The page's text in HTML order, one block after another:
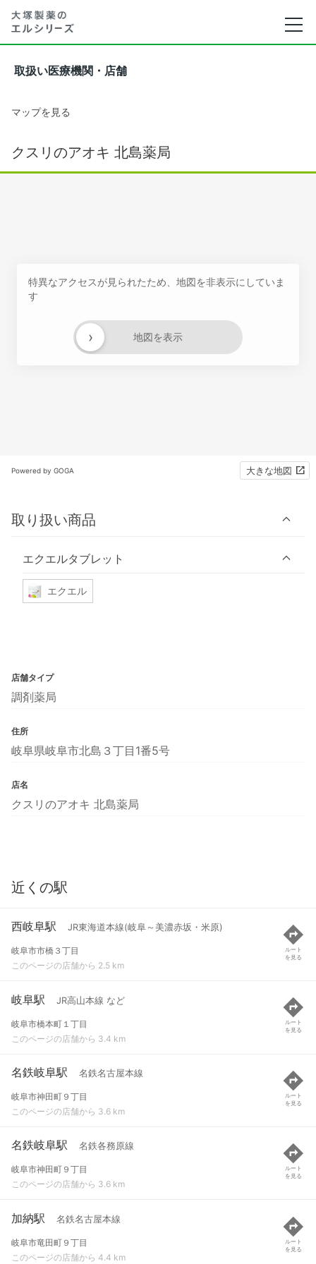
取扱い医療機関・店舗
マップを見る
クスリのアオキ 北島薬局
特異なアクセスが見られたため、地図を非表示にしていま
す
地図を表示
›
Powered by GOGA 大きな地図
取り扱い商品
エクエルタブレット
エクエル
店舗タイプ
調剤薬局
住所
岐阜県岐阜市北島３丁目1番5号
店名
クスリのアオキ 北島薬局
近くの駅
西岐阜駅 JR東海道本線(岐阜～美濃赤坂・米原)
岐阜市市橋３丁目
このページの店舗から 2.5 km
ルート
を見る
岐阜駅 JR高山本線 など
岐阜市橋本町１丁目
このページの店舗から 3.4 km
ルート
を見る
名鉄岐阜駅 名鉄名古屋本線
岐阜市神田町９丁目
このページの店舗から 3.6 km
ルート
を見る
名鉄岐阜駅 名鉄各務原線
岐阜市神田町９丁目
このページの店舗から 3.6 km
ルート
を見る
加納駅 名鉄名古屋本線
岐阜市竜田町９丁目
このページの店舗から 4.4 km
ルート
を見る